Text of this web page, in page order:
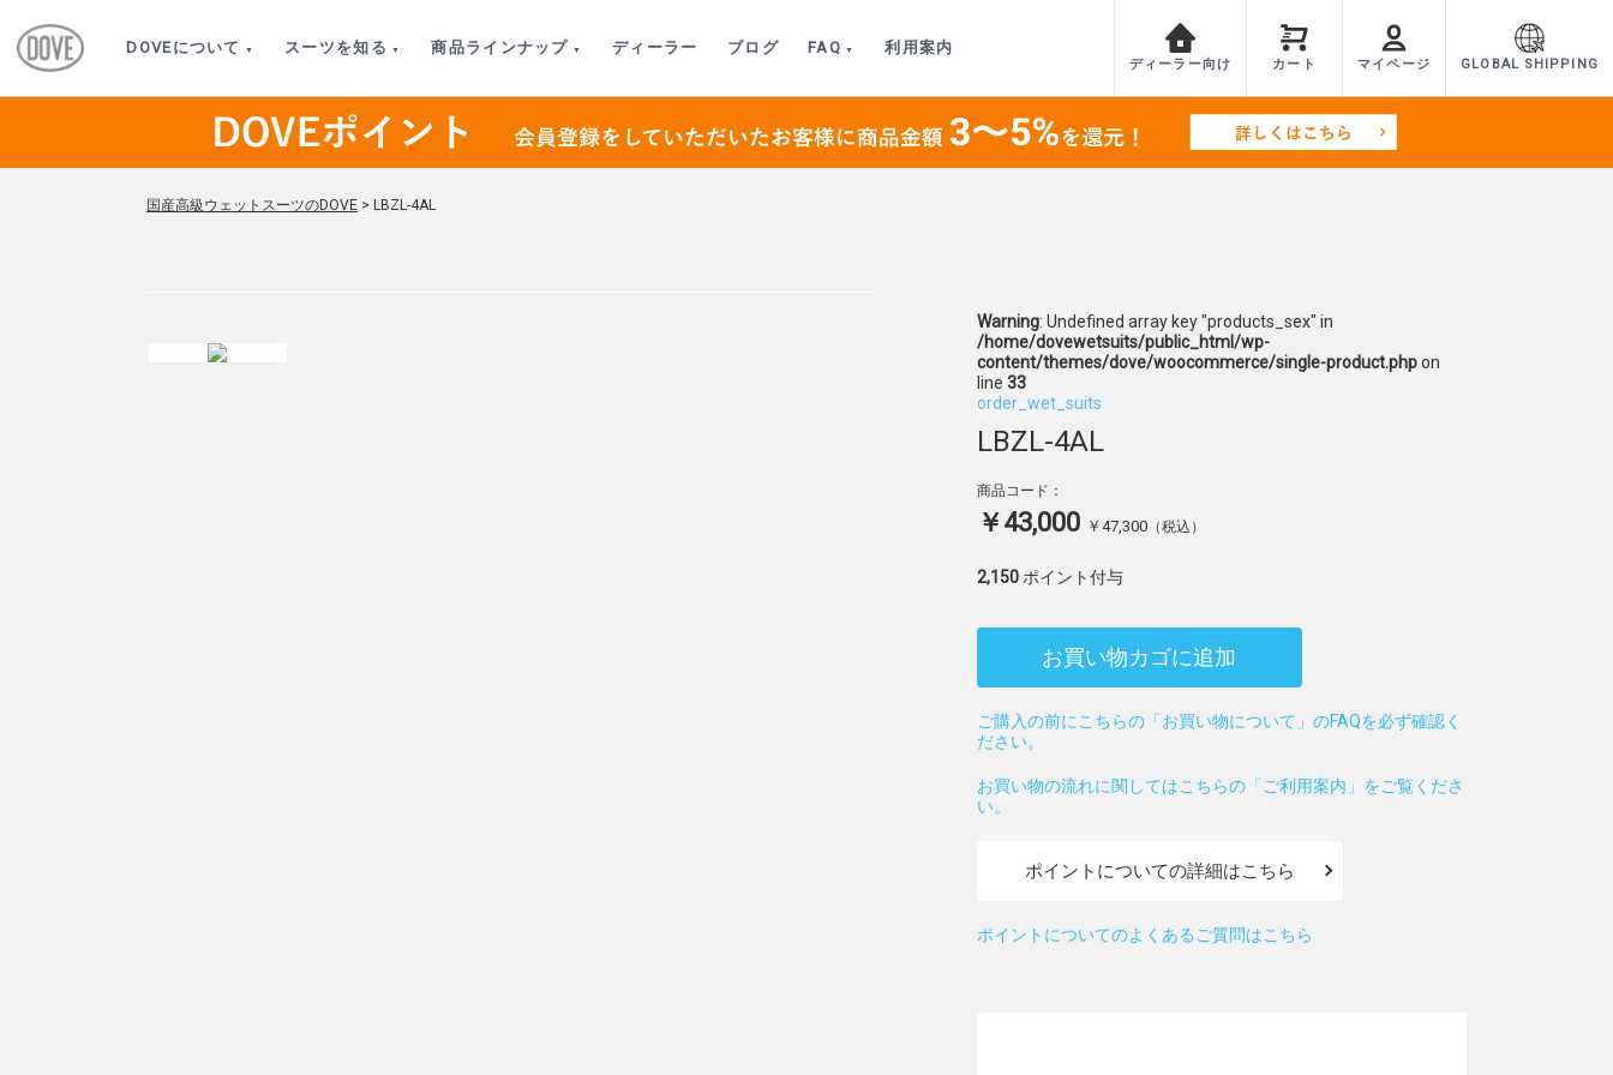
DOVEについて スーツを知る 商品ラインナップ ディーラー ブログ FAQ 利用案内
ディーラー向け カート マイページ GLOBAL SHIPPING
国産高級ウェットスーツのDOVE > LBZL-4AL
Warning: Undefined array key "products_sex" in
/home/dovewetsuits/public_html/wp-
content/themes/dove/woocommerce/single-product.phpon
line 33
order_wet_suits
LBZL-4AL
商品コード：
￥43,000 ￥47,300 （税込）
2,150 ポイント付与
お買い物カゴに追加
ご購入の前にこちらの「お買い物について」のFAQを必ず確認く
ださい。
お買い物の流れに関してはこちらの「ご利用案内」をご覧くださ
い。
ポイントについての詳細はこちら
ポイントについてのよくあるご質問はこちら